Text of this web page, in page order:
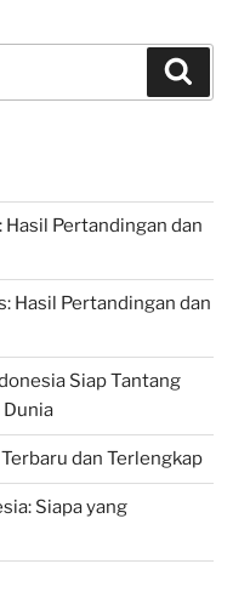
Pertandingan dan
Hasil Pertandingan dan
Siap Tantang
Dunia
dan Terlengkap
Siapa yang